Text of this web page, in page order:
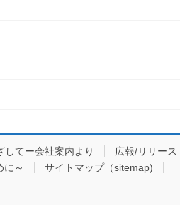
てー会社案内より 広報/リリース
に～
サイトマップ（sitemap)